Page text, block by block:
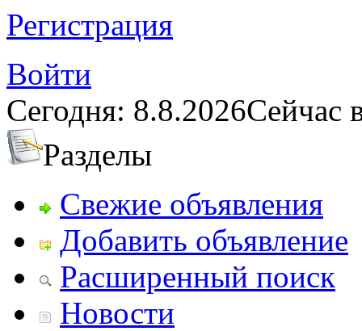
Регистрация
Войти
Сегодня: 8.8.2026Сейчас
Разделы
Свежие объявления
Добавить объявление
Расширенный поиск
Новости